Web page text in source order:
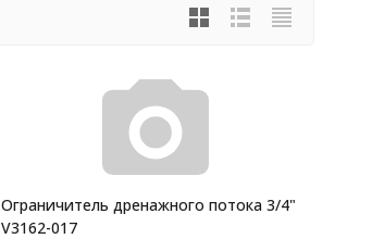
Ограничитель дренажного потока 3/4"
V3162-017